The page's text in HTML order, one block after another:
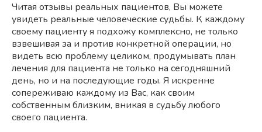
Читая отзывы реальных пациентов, Вы можете
увидеть реальные человеческие судьбы. К каждому
своему пациенту я подхожу комплексно, не только
взвешивая за и против конкретной операции, но
видеть всю проблему целиком, продумывать план
лечения для пациента не только на сегодняшний
день, но и на последующие годы. Я искренне
сопереживаю каждому из Вас, как своим
собственным близким, вникая в судьбу любого
своего пациента.